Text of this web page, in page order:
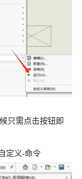
只需点击按钮即
定义-命令